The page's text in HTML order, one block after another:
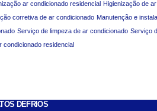
ar condicionado residencial
Higienização de
corretiva de ar condicionado Manutenção e
Serviço de limpeza de ar condicionado Serviço
condicionado residencial
DEFRIOS